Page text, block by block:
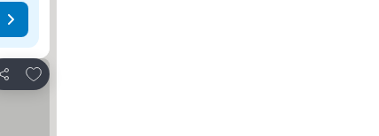
Teilen
Zu Favoriten hinzufügen